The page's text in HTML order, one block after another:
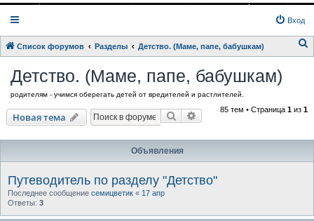
Вход
Список форумов Разделы Детство. (Маме, папе, бабушкам)
Детство. (Маме, папе, бабушкам)
родителям - учимся оберегать детей от вредителей и растлителей.
Новая тема Поиск Расширенный поиск
85 тем • Страница 1 из 1
Объявления
Путеводитель по разделу "Детство"
Последнее сообщение семицветик « 17 апр
Ответы: 3